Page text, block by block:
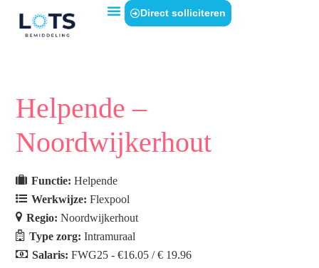
Direct solliciteren
Helpende –
Noordwijkerhout
Functie:Helpende
Werkwijze:Flexpool
Regio:Noordwijkerhout
Type zorg:Intramuraal
Salaris:FWG25 - €16.05 / € 19.96